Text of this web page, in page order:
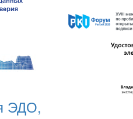
ЭДО,